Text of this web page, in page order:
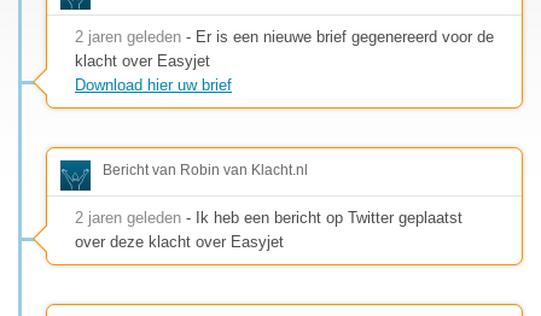
2 jaren geleden - Er is een nieuwe brief gegenereerd voor de
klacht over Easyjet
Download hier uw brief
Bericht van Robin van Klacht.nl
2 jaren geleden - Ik heb een bericht op Twitter geplaatst
over deze klacht over Easyjet